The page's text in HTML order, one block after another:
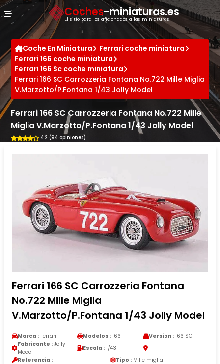
Coches-miniaturas.es
El sitio para los aficionados a las miniaturas
Coche En Miniatura
Ferrari coche miniatura
Ferrari 166 coche miniatura
Ferrari 166 Sc coche miniatura
Ferrari 166 SC Carrozzeria Fontana No.722 Mille Miglia
V.Marzotto/P.Fontana 1/43 Jolly Model
Ferrari 166 SC Carrozzeria Fontana No.722 Mille
Miglia V.Marzotto/P.Fontana 1/43 Jolly Model
4.2 (94 opiniones)
Ferrari 166 SC Carrozzeria Fontana
No.722 Mille Miglia
V.Marzotto/P.Fontana 1/43 Jolly Model
Marca : Ferrari Modelos : 166 Version :166 SC
Fabricante : Jolly
Model
Escala : 1/43
Referencia :
Tipo : Mille miglia
Panel de gestión de cookies